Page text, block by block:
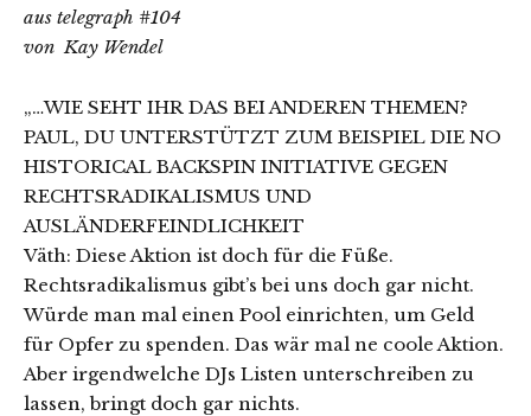
aus telegraph #104
von Kay Wendel
„…WIE SEHT IHR DAS BEI ANDEREN THEMEN?
PAUL, DU UNTERSTÜTZT ZUM BEISPIEL DIE NO
HISTORICAL BACKSPIN INITIATIVE GEGEN
RECHTSRADIKALISMUS UND
AUSLÄNDERFEINDLICHKEIT
Väth: Diese Aktion ist doch für die Füße.
Rechtsradikalismus gibt’s bei uns doch gar nicht.
Würde man mal einen Pool einrichten, um Geld
für Opfer zu spenden. Das wär mal ne coole Aktion.
Aber irgendwelche DJs Listen unterschreiben zu
lassen, bringt doch gar nichts.